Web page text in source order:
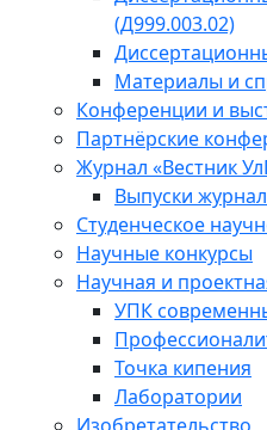
(Д999.003.02)
Материалы и
Конференции и
Партнёрские
Журнал «Вестник
Выпуски
Студенческое
Научные конкурсы
Научная и
УПК
Точка кипения
Лаборатории